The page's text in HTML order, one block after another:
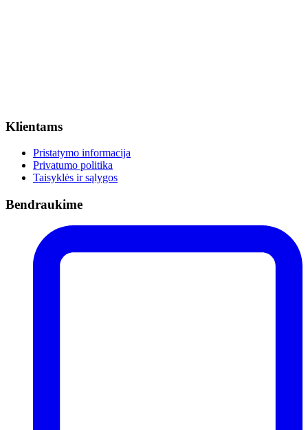
Klientams
Pristatymo informacija
Privatumo politika
Taisyklės ir sąlygos
Bendraukime